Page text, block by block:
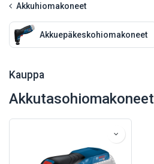
Akkuhiomakoneet
Akkuepäkeskohiomakoneet
Kauppa
Akkutasohiomakoneet